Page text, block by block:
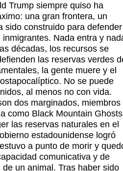
Trump siempre quiso ha
una gran frontera, un
sido construido para defender
Nada entra y
décadas, los recursos se
las reservas verdes
la gente muere y el
No se puede
al menos no con vida.
dos marginados, miembros
como Black Mountain
las reservas naturales en el
estadounidense logró
a punto de morir y
comunicativa y de
un animal. Tras haber sido